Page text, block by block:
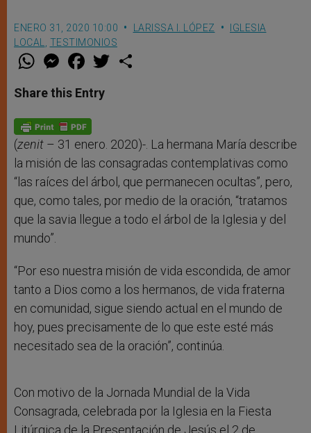
ENERO 31, 2020 10:00 LARISSA I. LÓPEZ
IGLESIA
LOCAL
TESTIMONIOS
W
t
s
p
p
M
e
s
e
g
e
r
F
a
e
b
o
k
w
Share this Entry
(zenit – 31 enero. 2020)-. La hermana María describe
la misión de las consagradas contemplativas como
“las raíces del árbol, que permanecen ocultas”, pero,
que, como tales, por medio de la oración, “tratamos
que la savia llegue a todo el árbol de la Iglesia y del
mundo”.
“Por eso nuestra misión de vida escondida, de amor
tanto a Dios como a los hermanos, de vida fraterna
en comunidad, sigue siendo actual en el mundo de
hoy, pues precisamente de lo que este esté más
necesitado sea de la oración”, continúa.
Con motivo de la Jornada Mundial de la Vida
Consagrada, celebrada por la Iglesia en la Fiesta
Litúrgica de la Presentación de Jesús el 2 de